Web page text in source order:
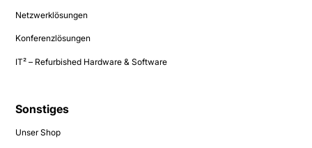
Netzwerklösungen
Konferenzlösungen
IT² – Refurbished Hardware & Software
Sonstiges
Unser Shop